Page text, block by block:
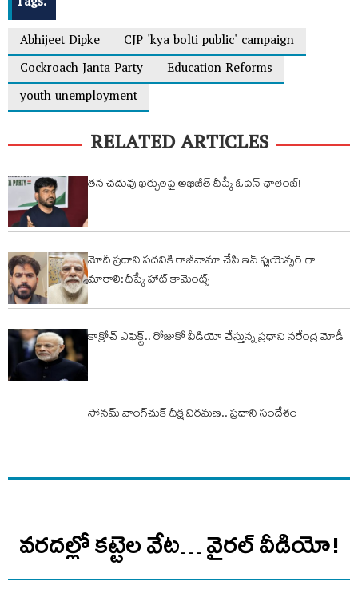
Abhijeet Dipke
CJP 'kya bolti public' campaign
Cockroach Janta Party
Education Reforms
youth unemployment
RELATED ARTICLES
తన చదువు ఖర్చులపై అభిజీత్ దీప్కే ఓపెన్ ఛాలెంజ్!
మోదీ ప్రధాని పదవికి రాజీనామా చేసి ఇన్ ఫ్లుయెన్సర్ గా
మారాలి: దీప్కే హాట్ కామెంట్స్
కాక్రోచ్ ఎఫెక్ట్.. రోజుకో వీడియో చేస్తున్న ప్ర‌ధాని న‌రేంద్ర మోడీ
సోనమ్‌ వాంగ్‌చుక్‌ దీక్ష విరమణ.. ప్రధాని సందేశం
వరదల్లో కట్టెల వేట… వైరల్ వీడియో!